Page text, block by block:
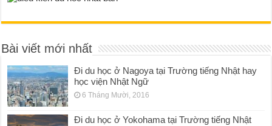
Bài viết mới nhất
Đi du học ở Nagoya tại Trường tiếng Nhật hay
học viện Nhật Ngữ
6 Tháng Mười, 2016
Đi du học ở Yokohama tại Trường tiếng Nhật